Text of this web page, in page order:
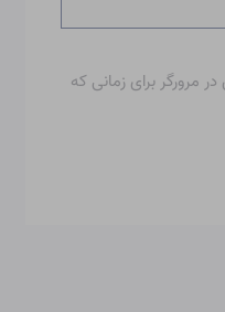
مرورگر برای زمانی که